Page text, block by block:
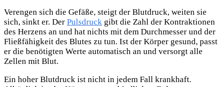
Verengen sich die Gefäße, steigt der Blutdruck, weiten sie
sich, sinkt er. Der Pulsdruck gibt die Zahl der Kontraktionen
des Herzens an und hat nichts mit dem Durchmesser und der
Fließfähigkeit des Blutes zu tun. Ist der Körper gesund, passt
er die benötigten Werte automatisch an und versorgt alle
Zellen mit Blut.
Ein hoher Blutdruck ist nicht in jedem Fall krankhaft.